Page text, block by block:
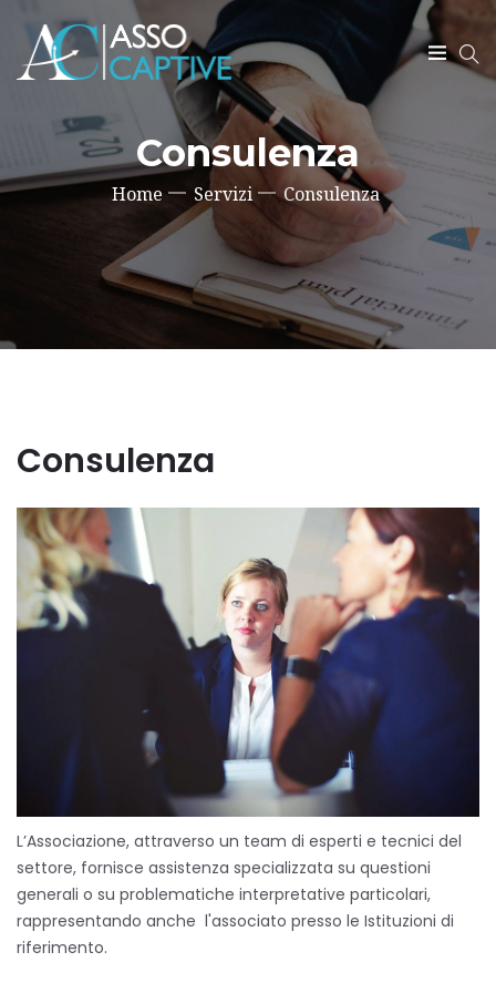
Consulenza
Home Servizi Consulenza
Consulenza
L’Associazione, attraverso un team di esperti e tecnici del
settore, fornisce assistenza specializzata su questioni
generali o su problematiche interpretative particolari,
rappresentando anche l'associato presso le Istituzioni di
riferimento.